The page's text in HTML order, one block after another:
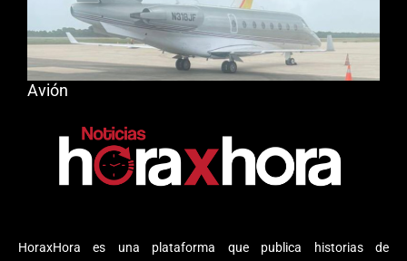
HoraxHora es una plataforma que publica historias de
Avión